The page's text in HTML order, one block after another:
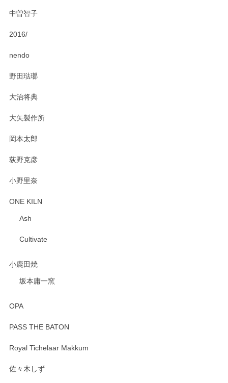
中曽智子
2016/
nendo
野田琺瑯
大治将典
大矢製作所
岡本太郎
荻野克彦
小野里奈
ONE KILN
Ash
Cultivate
小鹿田焼
坂本庸一窯
OPA
PASS THE BATON
Royal Tichelaar Makkum
佐々木しず